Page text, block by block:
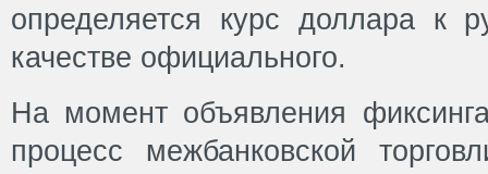
определяется курс доллара к
качестве официального.
На момент объявления
процесс межбанковской